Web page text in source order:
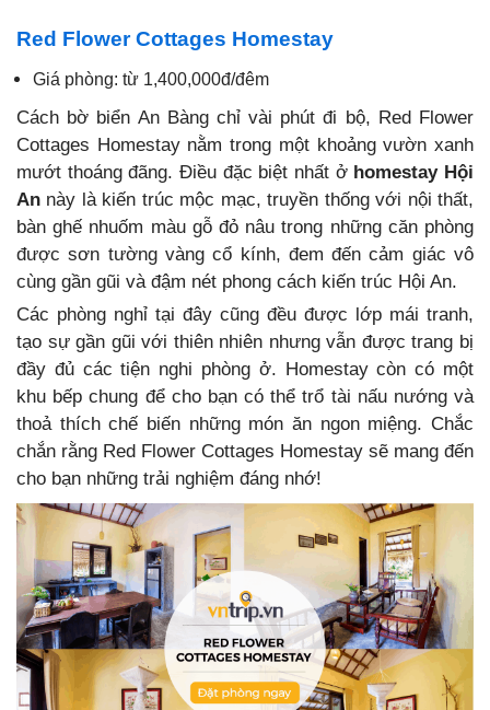
Red Flower Cottages Homestay
Giá phòng: từ 1,400,000đ/đêm
Cách bờ biển An Bàng chỉ vài phút đi bộ, Red Flower
Cottages Homestay nằm trong một khoảng vườn xanh
mướt thoáng đãng. Điều đặc biệt nhất ở homestay Hội
An này là kiến trúc mộc mạc, truyền thống với nội thất,
bàn ghế nhuốm màu gỗ đỏ nâu trong những căn phòng
được sơn tường vàng cổ kính, đem đến cảm giác vô
cùng gần gũi và đậm nét phong cách kiến trúc Hội An.
Các phòng nghỉ tại đây cũng đều được lớp mái tranh,
tạo sự gần gũi với thiên nhiên nhưng vẫn được trang bị
đầy đủ các tiện nghi phòng ở. Homestay còn có một
khu bếp chung để cho bạn có thể trổ tài nấu nướng và
thoả thích chế biến những món ăn ngon miệng. Chắc
chắn rằng Red Flower Cottages Homestay sẽ mang đến
cho bạn những trải nghiệm đáng nhớ!